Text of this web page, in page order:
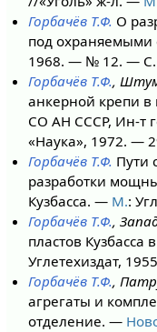
Горбачёв Т.Ф. О
под
1968. — № 12. —
Горбачёв Т.Ф.,
анкерной крепи в
СО АН СССР, Ин-т
«Наука», 1972. —
Горбачёв Т.Ф. Пути
разработки
Кузбасса. — М.:
Горбачёв Т.Ф.,
пластов
Углетехиздат,
Горбачёв Т.Ф.,
агрегаты и
отделение. —